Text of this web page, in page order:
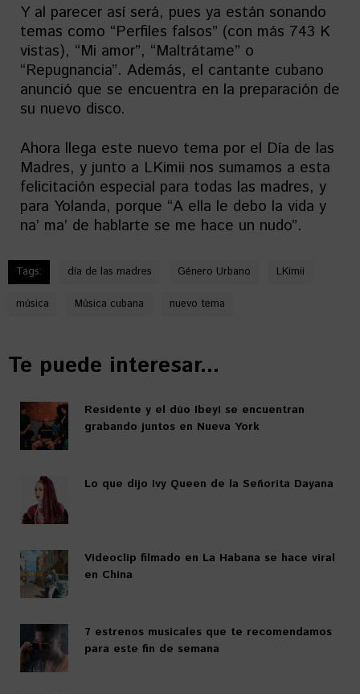
Y al parecer así será, pues ya están sonando
temas como “Perfiles falsos” (con más 743 K
vistas), “Mi amor”, “Maltrátame” o
“Repugnancia”. Además, el cantante cubano
anunció que se encuentra en la preparación de
su nuevo disco.
Ahora llega este nuevo tema por el Día de las
Madres, y junto a LKimii nos sumamos a esta
felicitación especial para todas las madres, y
para Yolanda, porque “A ella le debo la vida y
na’ ma’ de hablarte se me hace un nudo”.
Tags: día de las madres Género Urbano LKimii
música Música cubana nuevo tema
Te puede interesar...
Residente y el dúo Ibeyi se encuentran
grabando juntos en Nueva York
Lo que dijo Ivy Queen de la Señorita Dayana
Videoclip filmado en La Habana se hace viral
en China
7 estrenos musicales que te recomendamos
para este fin de semana